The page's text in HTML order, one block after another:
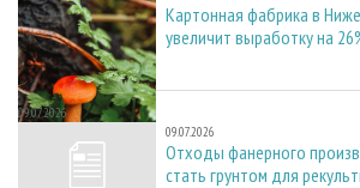
Картонная фабрика в
увеличит выработку на
09.07.2026
09.07.2026
Отходы фанерного
стать грунтом для